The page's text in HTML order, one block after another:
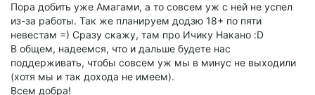
Пора добить уже Амагами, а то совсем уж с ней не успел
из-за работы. Так же планируем додзю 18+ по пяти
невестам =) Сразу скажу, там про Ичику Накано :D
В общем, надеемся, что и дальше будете нас
поддерживать, чтобы совсем уж мы в минус не выходили
(хотя мы и так дохода не имеем).
Всем добра!